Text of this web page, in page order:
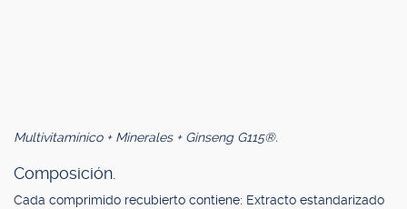
Multivitamínico + Minerales + Ginseng G115®.
Composición.
Cada comprimido recubierto contiene: Extracto estandarizado